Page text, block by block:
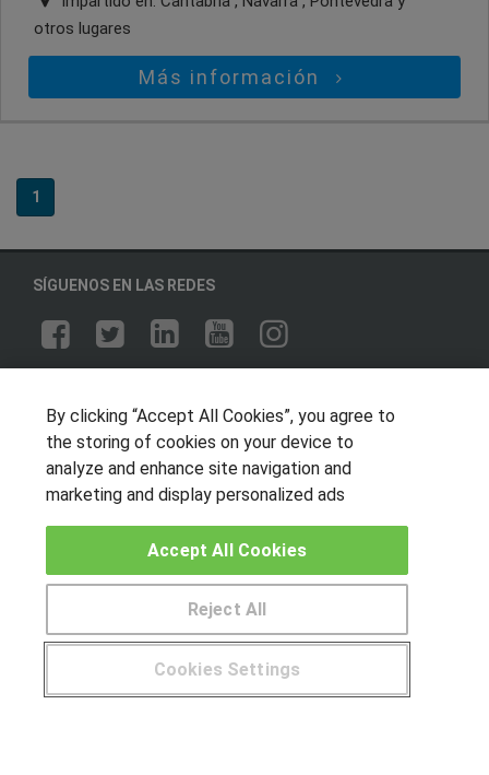
otros lugares
Más información
1
SÍGUENOS EN LAS REDES
Muro de los idiomas
Hablemos de empleo
Locos por las becas
CENTROS DE FORMACIÓN
Publicar cursos
USUARIOS
Aviso legal
¿Tienes alguna duda? 900 264 357
By clicking “Accept All Cookies”, you agree to
the storing of cookies on your device to
analyze and enhance site navigation and
marketing and display personalized ads
Cookies Settings
Reject All
Accept All Cookies